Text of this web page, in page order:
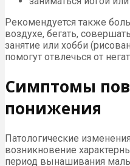
Рекомендуется также
воздухе, бегать,
занятие или хобби
помогут отвлечься от
Симптомы
понижения
Патологические
возникновение
период вынашивания